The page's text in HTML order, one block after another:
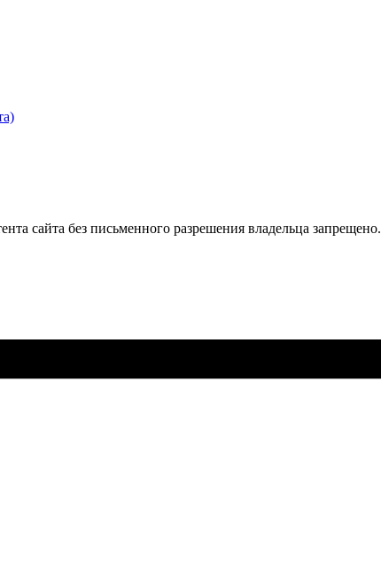
сайта без письменного разрешения владельца запрещено.